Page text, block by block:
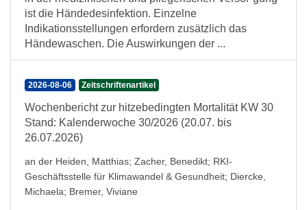
ist die Händedesinfektion. Einzelne
Indikationsstellungen erfordern zusätzlich das
Händewaschen. Die Auswirkungen der ...
2026-08-06 Zeitschriftenartikel
Wochenbericht zur hitzebedingten Mortalität KW 30
Stand: Kalenderwoche 30/2026 (20.07. bis
26.07.2026)
an der Heiden, Matthias; Zacher, Benedikt; RKI-
Geschäftsstelle für Klimawandel & Gesundheit; Diercke,
Michaela; Bremer, Viviane